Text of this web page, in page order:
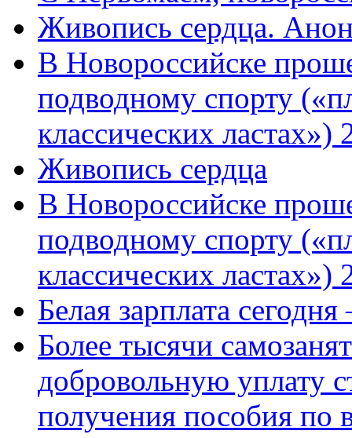
Живопись сердца.
В Новороссийске
подводному спорту
классических
Живопись сердца
В Новороссийске
подводному спорту
классических ластах»)
Белая зарплата
Более тысячи
добровольную уплату
получения пособия по